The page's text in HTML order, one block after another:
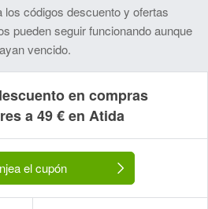
códigos descuento y ofertas
pueden seguir funcionando aunque
vencido.
en compras
a 49 € en Atida
el cupón